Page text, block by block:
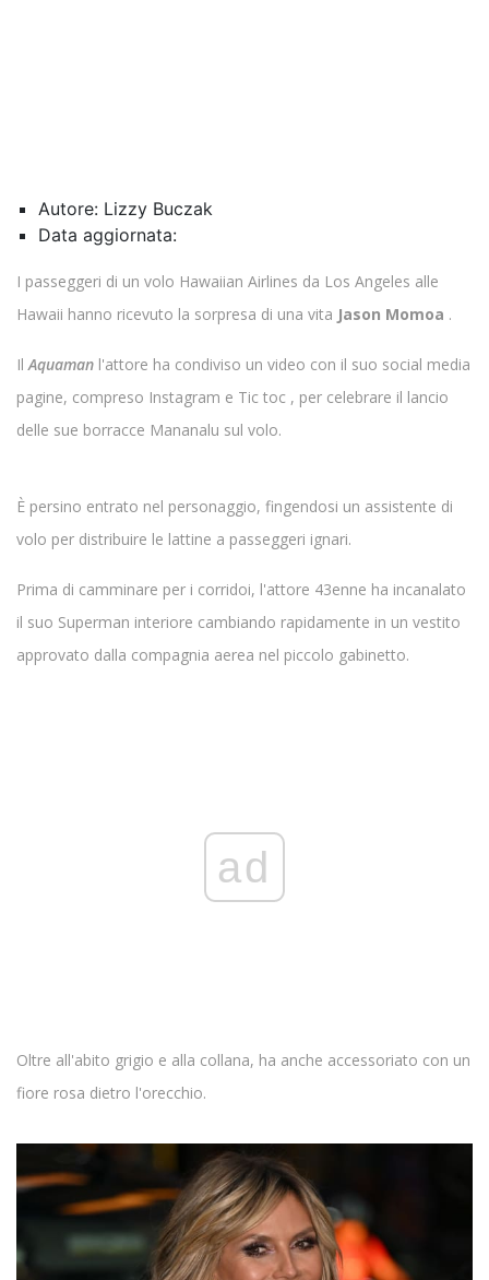
Autore: Lizzy Buczak
Data aggiornata:
I passeggeri di un volo Hawaiian Airlines da Los Angeles alle
Hawaii hanno ricevuto la sorpresa di una vita Jason Momoa .
IlAquaman l'attore ha condiviso un video con il suo social media
pagine, compreso Instagram e Tic toc , per celebrare il lancio
delle sue borracce Mananalu sul volo.
È persino entrato nel personaggio, fingendosi un assistente di
volo per distribuire le lattine a passeggeri ignari.
Prima di camminare per i corridoi, l'attore 43enne ha incanalato
il suo Superman interiore cambiando rapidamente in un vestito
approvato dalla compagnia aerea nel piccolo gabinetto.
ad
Oltre all'abito grigio e alla collana, ha anche accessoriato con un
fiore rosa dietro l'orecchio.